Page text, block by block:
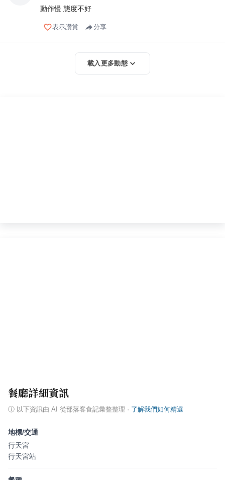
動作慢 態度不好
表示讚賞 分享
載入更多動態
餐廳詳細資訊
ⓘ 以下資訊由 AI 從部落客食記彙整整理 · 了解我們如何精選
地標/交通
行天宮
行天宮站